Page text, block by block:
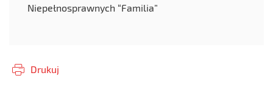
Niepełnosprawnych “Familia”
Drukuj